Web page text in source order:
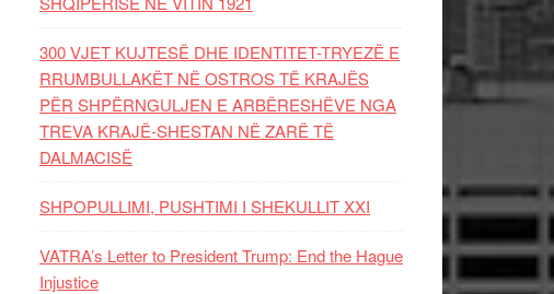
300 VJET KUJTESË DHE IDENTITET-TRYEZË E
RRUMBULLAKËT NË OSTROS TË KRAJËS
PËR SHPËRNGULJEN E ARBËRESHËVE NGA
TREVA KRAJË-SHESTAN NË ZARË TË
DALMACISË
SHPOPULLIMI, PUSHTIMI I SHEKULLIT XXI
VATRA’s Letter to President Trump: End the Hague
Injustice